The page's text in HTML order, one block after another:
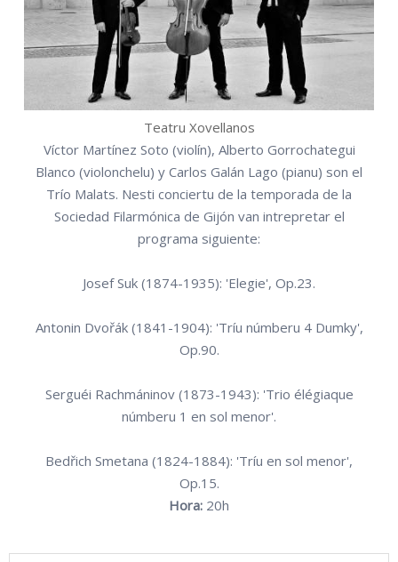
Teatru Xovellanos
Víctor Martínez Soto (violín), Alberto Gorrochategui
Blanco (violonchelu) y Carlos Galán Lago (pianu) son el
Trío Malats. Nesti conciertu de la temporada de la
Sociedad Filarmónica de Gijón van intrepretar el
programa siguiente:
Josef Suk (1874-1935): 'Elegie', Op.23.
Antonin Dvořák (1841-1904): 'Tríu númberu 4 Dumky',
Op.90.
Serguéi Rachmáninov (1873-1943): 'Trio élégiaque
númberu 1 en sol menor'.
Bedřich Smetana (1824-1884): 'Tríu en sol menor',
Op.15.
Hora: 20h